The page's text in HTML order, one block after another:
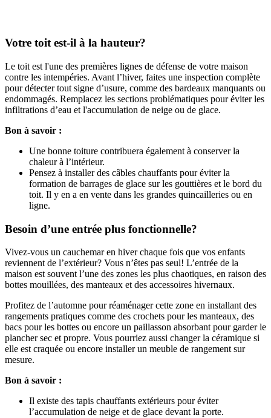
Votre toit est-il à la hauteur?
Le toit est l'une des premières lignes de défense de votre maison
contre les intempéries. Avant l’hiver, faites une inspection complète
pour détecter tout signe d’usure, comme des bardeaux manquants ou
endommagés. Remplacez les sections problématiques pour éviter les
infiltrations d’eau et l'accumulation de neige ou de glace.
Bon à savoir :
Une bonne toiture contribuera également à conserver la
chaleur à l’intérieur.
Pensez à installer des câbles chauffants pour éviter la
formation de barrages de glace sur les gouttières et le bord du
toit. Il y en a en vente dans les grandes quincailleries ou en
ligne.
Besoin d’une entrée plus fonctionnelle?
Vivez-vous un cauchemar en hiver chaque fois que vos enfants
reviennent de l’extérieur? Vous n’êtes pas seul! L’entrée de la
maison est souvent l’une des zones les plus chaotiques, en raison des
bottes mouillées, des manteaux et des accessoires hivernaux.
Profitez de l’automne pour réaménager cette zone en installant des
rangements pratiques comme des crochets pour les manteaux, des
bacs pour les bottes ou encore un paillasson absorbant pour garder le
plancher sec et propre. Vous pourriez aussi changer la céramique si
elle est craquée ou encore installer un meuble de rangement sur
mesure.
Bon à savoir :
Il existe des tapis chauffants extérieurs pour éviter
l’accumulation de neige et de glace devant la porte.